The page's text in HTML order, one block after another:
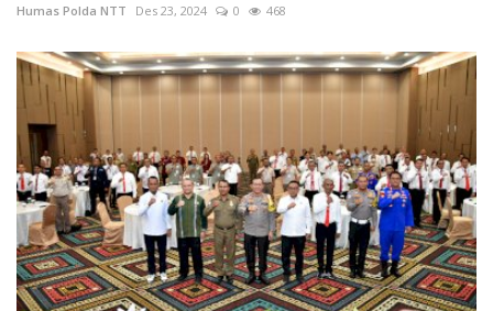
Humas Polda NTT Des 23, 2024 0 468